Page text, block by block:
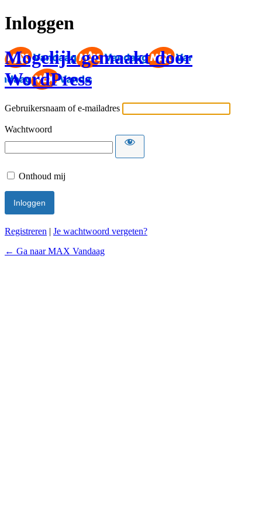
Inloggen
Mogelijk gemaakt door
WordPress
Gebruikersnaam of e-mailadres
Wachtwoord
Onthoud mij
Registreren | Je wachtwoord vergeten?
← Ga naar MAX Vandaag